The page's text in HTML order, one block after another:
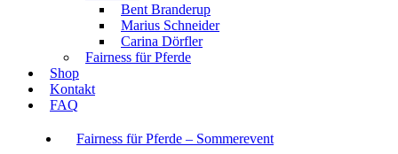
Bent Branderup
Marius Schneider
Carina Dörfler
Fairness für Pferde
Shop
Kontakt
FAQ
Fairness für Pferde – Sommerevent